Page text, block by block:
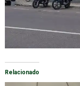
Relacionado